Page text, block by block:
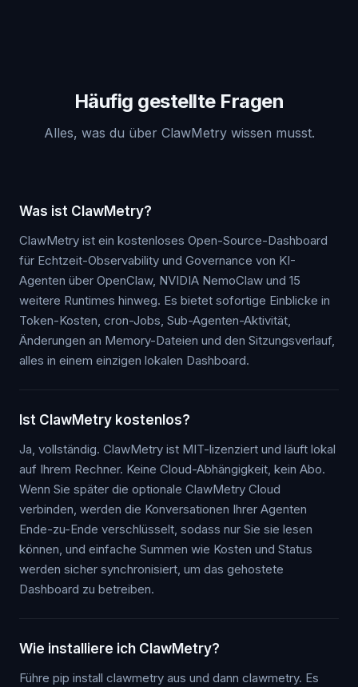
Häufig gestellte Fragen
Alles, was du über ClawMetry wissen musst.
Was ist ClawMetry?
ClawMetry ist ein kostenloses Open-Source-Dashboard
für Echtzeit-Observability und Governance von KI-
Agenten über OpenClaw, NVIDIA NemoClaw und 15
weitere Runtimes hinweg. Es bietet sofortige Einblicke in
Token-Kosten, cron-Jobs, Sub-Agenten-Aktivität,
Änderungen an Memory-Dateien und den Sitzungsverlauf,
alles in einem einzigen lokalen Dashboard.
Ist ClawMetry kostenlos?
Ja, vollständig. ClawMetry ist MIT-lizenziert und läuft lokal
auf Ihrem Rechner. Keine Cloud-Abhängigkeit, kein Abo.
Wenn Sie später die optionale ClawMetry Cloud
verbinden, werden die Konversationen Ihrer Agenten
Ende-zu-Ende verschlüsselt, sodass nur Sie sie lesen
können, und einfache Summen wie Kosten und Status
werden sicher synchronisiert, um das gehostete
Dashboard zu betreiben.
Wie installiere ich ClawMetry?
Führe pip install clawmetry aus und dann clawmetry. Es